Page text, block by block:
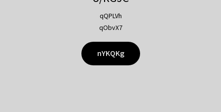
qQPLVh
qObvX7
nYKQKg